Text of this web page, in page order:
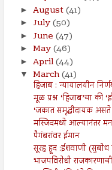
► August(41)
► July(50)
► June (47)
► May(46)
► April(44)
▼ March(41)
हिजाब : न्यायालयीन
मूळ प्रश्न ‘हिजाब’चा की
‘जकात समृद्धीदायक असते
मस्जिदमध्ये आल्यानंतर
पैगंबरांवर ईमान
सूरह हूद :ईशवाणी
भाजपविरोधी